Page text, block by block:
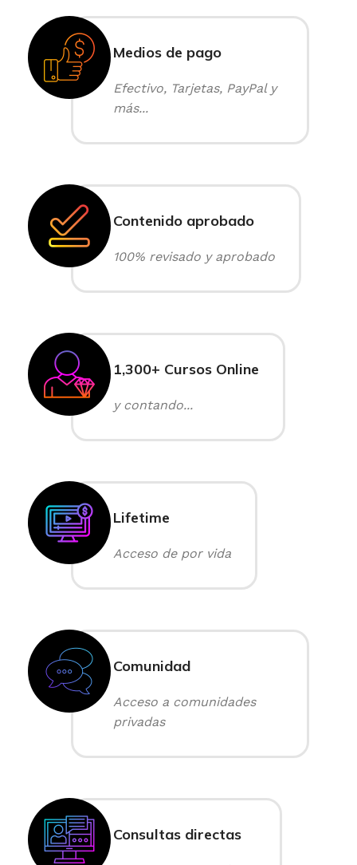
Medios de pago
Efectivo, Tarjetas, PayPal y
más...
Contenido aprobado
100% revisado y aprobado
1,300+ Cursos Online
y contando...
Lifetime
Acceso de por vida
Comunidad
Acceso a comunidades
privadas
Consultas directas